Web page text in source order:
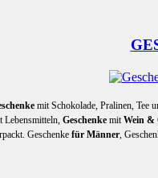
mit Schokolade, Pralinen, Tee
Lebensmitteln, Geschenke mitWein &
Geschenke für Männer,